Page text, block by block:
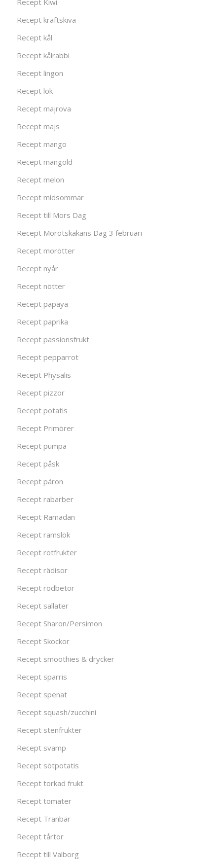
Recept kräftskiva
Recept kål
Recept kålrabbi
Recept lingon
Recept lök
Recept majrova
Recept majs
Recept mango
Recept mangold
Recept melon
Recept midsommar
Recept till Mors Dag
Recept Morotskakans Dag 3 februari
Recept morötter
Recept nyår
Recept nötter
Recept papaya
Recept paprika
Recept passionsfrukt
Recept pepparrot
Recept Physalis
Recept pizzor
Recept potatis
Recept Primörer
Recept pumpa
Recept påsk
Recept päron
Recept rabarber
Recept Ramadan
Recept ramslök
Recept rotfrukter
Recept rädisor
Recept rödbetor
Recept sallater
Recept Sharon/Persimon
Recept Skockor
Recept smoothies & drycker
Recept sparris
Recept spenat
Recept squash/zucchini
Recept stenfrukter
Recept svamp
Recept sötpotatis
Recept torkad frukt
Recept tomater
Recept Tranbär
Recept tårtor
Recept till Valborg